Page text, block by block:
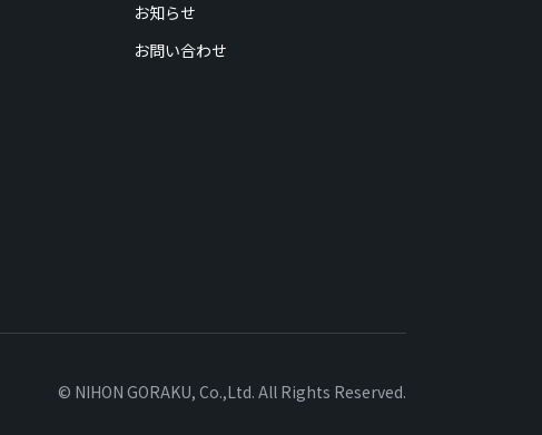
お知らせ
お問い合わせ
© NIHON GORAKU, Co.,Ltd. All Rights Reserved.